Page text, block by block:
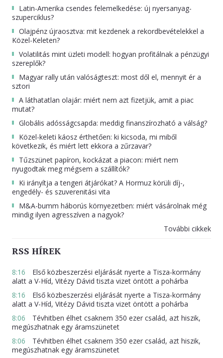
Latin-Amerika csendes felemelkedése: új nyersanyag-
szuperciklus?
Olajpénz újraosztva: mit kezdenek a rekordbevételekkel a
Közel-Keleten?
Volatilitás mint üzleti modell: hogyan profitálnak a pénzügyi
szereplők?
Magyar rally után valóságteszt: most dől el, mennyit ér a
sztori
A láthatatlan olajár: miért nem azt fizetjük, amit a piac
mutat?
Globális adósságcsapda: meddig finanszírozható a válság?
Közel-keleti káosz érthetően: ki kicsoda, mi miből
következik, és miért lett ekkora a zűrzavar?
Tűzszünet papíron, kockázat a piacon: miért nem
nyugodtak meg mégsem a szállítók?
Ki irányítja a tengeri átjárókat? A Hormuz körüli díj-,
engedély- és szuverenitási vita
M&A-bumm háborús környezetben: miért vásárolnak még
mindig ilyen agresszíven a nagyok?
További cikkek
RSS HÍREK
8:16
Első közbeszerzési eljárását nyerte a Tisza-kormány
alatt a V-Híd, Vitézy Dávid tiszta vizet öntött a pohárba
8:16
Első közbeszerzési eljárását nyerte a Tisza-kormány
alatt a V-Híd, Vitézy Dávid tiszta vizet öntött a pohárba
8:06
Tévhitben élhet csaknem 350 ezer család, azt hiszik,
megúszhatnak egy áramszünetet
8:06
Tévhitben élhet csaknem 350 ezer család, azt hiszik,
megúszhatnak egy áramszünetet